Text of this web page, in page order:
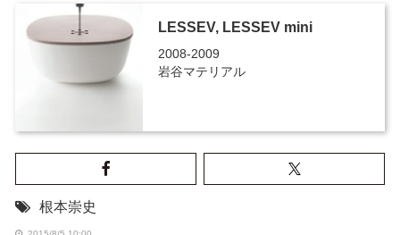
LESSEV, LESSEV mini
2008-2009
岩谷マテリアル
根本崇史